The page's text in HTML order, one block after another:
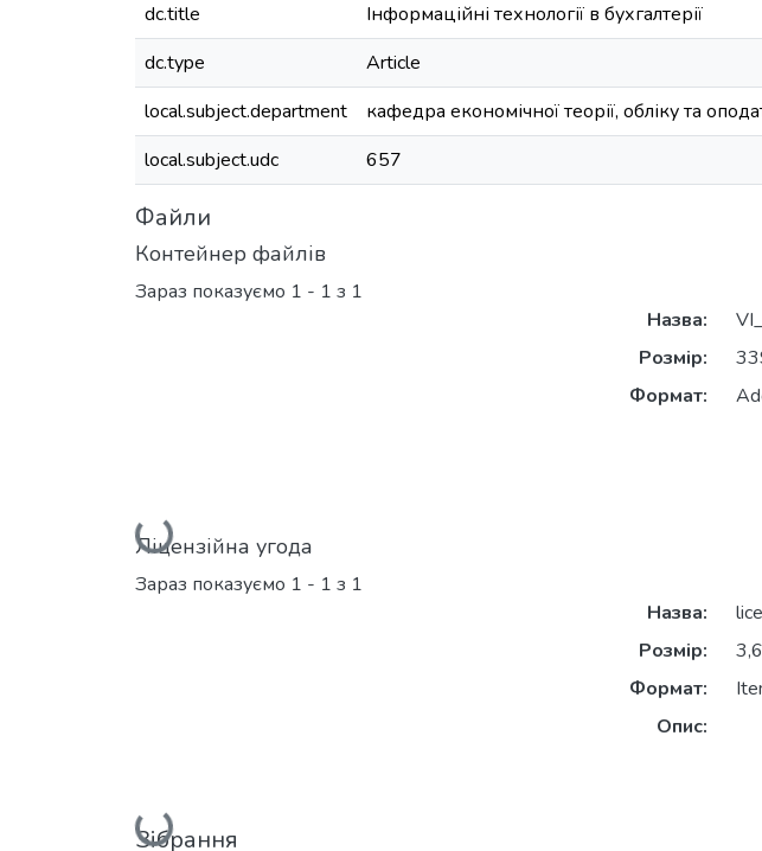
dc.title
Інформаційні технології в бухгалтерії
dc.type
Article
local.subject.department
кафедра економічної теорії, обліку та
local.subject.udc
657
Файли
Контейнер файлів
Зараз показуємо 1 - 1 з 1
Вантажиться...
Назва:
Розмір:
Формат:
Ліцензійна угода
Зараз показуємо 1 - 1 з 1
Назва:
Розмір:
Формат:
Опис:
Зібрання